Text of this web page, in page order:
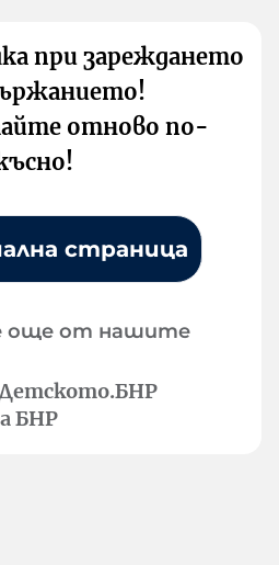
при зареждането
отново по-
страница
още от нашите
Детското.БНР
БНР